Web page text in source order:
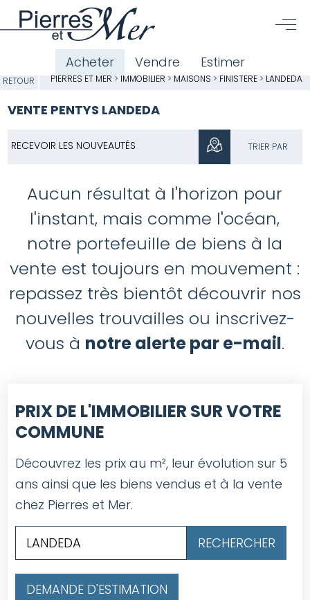
Acheter Vendre Estimer
RETOUR PIERRES ET MER > IMMOBILIER > MAISONS > FINISTÈRE> LANDEDA
VENTE PENTYS LANDEDA
TRIER PAR
RECEVOIR LES NOUVEAUTÉS
Aucun résultat à l'horizon pour
l'instant, mais comme l'océan,
notre portefeuille de biens à la
vente est toujours en mouvement :
repassez très bientôt découvrir nos
nouvelles trouvailles ou inscrivez-
vous à notre alerte par e-mail.
PRIX DE L'IMMOBILIER SUR VOTRE
COMMUNE
Découvrez les prix au m², leur évolution sur 5
ans ainsi que les biens vendus et à la vente
chez Pierres et Mer.
DEMANDE D'ESTIMATION